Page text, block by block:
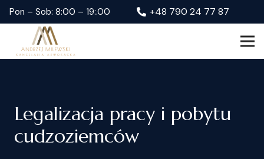
Pon – Sob: 8:00 – 19:.00 +48 790 24 77 87
Legalizacja pracy i pobytu
cudzoziemców